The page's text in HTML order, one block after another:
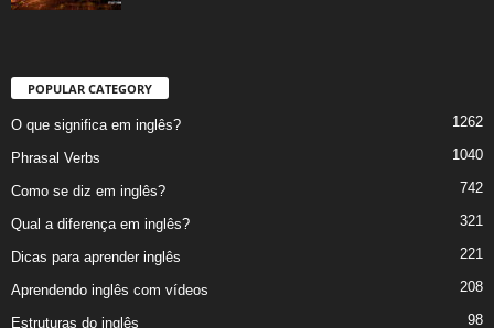
POPULAR CATEGORY
O que significa em inglês? 1262
Phrasal Verbs 1040
Como se diz em inglês? 742
Qual a diferença em inglês? 321
Dicas para aprender inglês 221
Aprendendo inglês com vídeos 208
Estruturas do inglês 98